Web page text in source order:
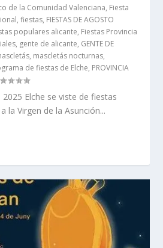
de la Comunidad Valenciana, Fiesta
,fiestas, FIESTAS DE AGOSTO
populares alicante, Fiestas Provincia
, gente de alicante, GENTE DE
, mascletás nocturnas,
de fiestas de Elche, PROVINCIA
Elche se viste de fiestas
la Virgen de la Asunción...